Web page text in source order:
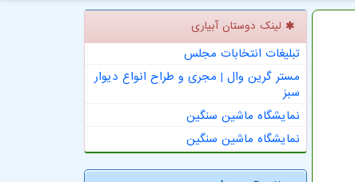
لینک دوستان آبیاری
تبلیغات انتخابات مجلس
مستر گرین وال | مجری و طراح انواع دیوار
سبز
نمایشگاه ماشین سنگین
نمایشگاه ماشین سنگین